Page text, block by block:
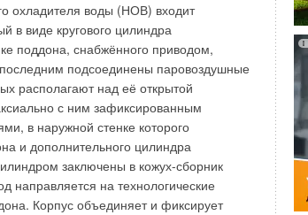
охладителя воды (НОВ) входит
в виде кругового цилиндра
поддона, снабжённого приводом,
подсоединены паровоздушные
располагают над её открытой
с ним зафиксированным
в наружной стенке которого
и дополнительного цилиндра
заключены в кожух-сборник
направляется на технологические
Корпус объединяет и фиксирует